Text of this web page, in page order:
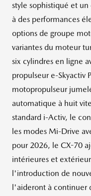
style sophistiqué et
à des performances
options de groupe
variantes du moteur
six cylindres en ligne
propulseur e-Skyactiv
motopropulseur
automatique à huit
standard i-Activ, le
les modes Mi-Drive
pour 2026, le CX-70
intérieures et
l'introduction de
l'aideront à continuer